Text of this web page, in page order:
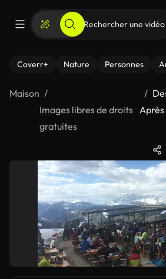
Coverr+ Nature Personnes
Maison
Images libres de droits
gratuites
Après